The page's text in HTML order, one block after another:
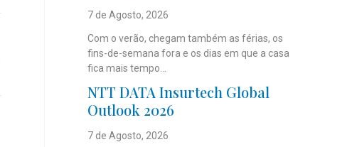
7 de Agosto, 2026
Com o verão, chegam também as férias, os
fins-de-semana fora e os dias em que a casa
fica mais tempo...
NTT DATA Insurtech Global
Outlook 2026
7 de Agosto, 2026